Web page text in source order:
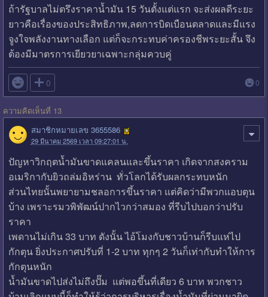
ถ้ารัฐบาลไม่ตรึงราคาน้ำมัน 15 วันตั้งแต่แรก จะส่งผลดีระยะ
ยาวคือเรื่องของประสิทธิภาพ,ลดการบิดเบือนตลาดและมีแรง
จูงใจพลังงานทางเลือก แต่ก็จะกระทบค่าครองชีพระยะสั้น จึง
ต้องมีมาตรการเยียวยาเฉพาะกลุ่มควบคู่
 0 0
ความคิดเห็นที่ 13
สมาชิกหมายเลข 3655586
29 มีนาคม 2569 เวลา 09:27:01 น.
ปัญหาวิกฤตน้ำมันขาดแคลนและขึ้นราคา เกิดจากสงคราม
อเมริกากับยิวถล่มอิหร่าน ทั่วโลกได้รับผลกระทบหนัก
ส่วนไทยนั้นพยายามชลอการขึ้นราคา แต่คิดว่ามีพวกแอบตุน
บ้าง เพราะรมวพิพัฒน์ปากไวกว่าสมอง ที่รีบไปบอกว่าปรับ
ราคา
เพดานไม่เกิน 33 บาท ดังนั้น ไอ้โมงกับชาวบ้านก็รีบแห่ไป
กักตุน ยิ่งประกาศปรับที่ 1-2 บาท ทุกๆ 2 วันก็เท่ากับทำให้การ
กักตุนหนัก
น้ำมันขาดไปส่งไม่ถึงปั๊ม แต่พอขึ้นที่เดียว 6 บาท พวกชาว